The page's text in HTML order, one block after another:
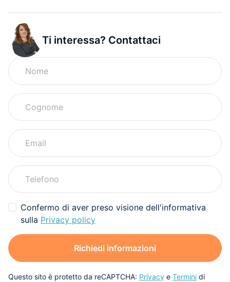
Ti interessa? Contattaci
Confermo di aver preso visione dell'informativa
sulla Privacy policy
Richiedi informazioni
Questo sito è protetto da reCAPTCHA: Privacy e Termini di